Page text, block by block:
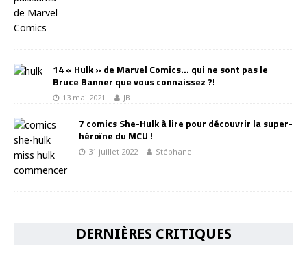
14 « Hulk » de Marvel Comics… qui ne sont pas le
Bruce Banner que vous connaissez ?!
13 mai 2021 JB
7 comics She-Hulk à lire pour découvrir la super-
héroïne du MCU !
31 juillet 2022 Stéphane
DERNIÈRES CRITIQUES